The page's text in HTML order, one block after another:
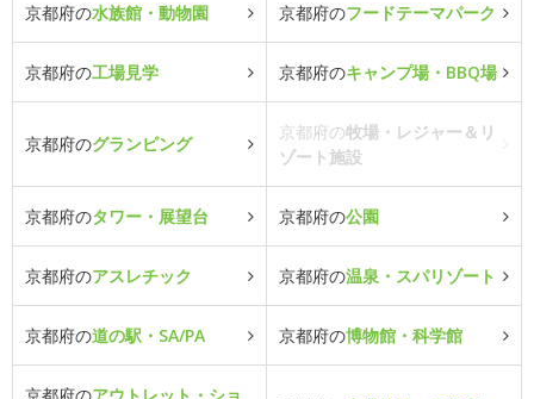
京都府の水族館・動物園 京都府のフードテーマパーク
京都府の工場見学 京都府のキャンプ場・BBQ場
京都府のグランピング
京都府の牧場・レジャー＆リ
ゾート施設
京都府のタワー・展望台 京都府の公園
京都府のアスレチック 京都府の温泉・スパリゾート
京都府の道の駅・SA/PA 京都府の博物館・科学館